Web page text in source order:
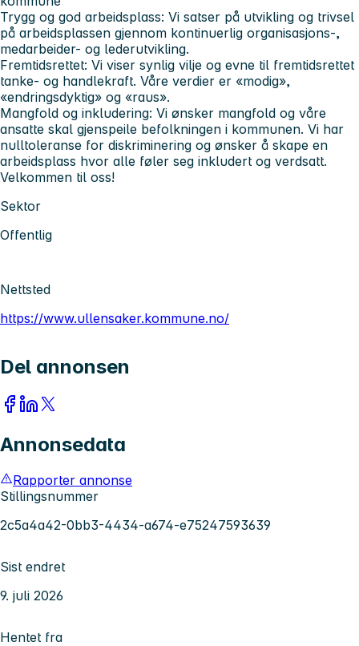
Trygg og god arbeidsplass: Vi satser på utvikling og trivsel
på arbeidsplassen gjennom kontinuerlig organisasjons-,
medarbeider- og lederutvikling.
Fremtidsrettet: Vi viser synlig vilje og evne til fremtidsrettet
tanke- og handlekraft. Våre verdier er «modig»,
«endringsdyktig» og «raus».
Mangfold og inkludering: Vi ønsker mangfold og våre
ansatte skal gjenspeile befolkningen i kommunen. Vi har
nulltoleranse for diskriminering og ønsker å skape en
arbeidsplass hvor alle føler seg inkludert og verdsatt.
Velkommen til oss!
Sektor
Offentlig
Nettsted
https://www.ullensaker.kommune.no/
Del annonsen
Annonsedata
Rapporter annonse
Stillingsnummer
2c5a4a42-0bb3-4434-a674-e75247593639
Sist endret
9. juli 2026
Hentet fra